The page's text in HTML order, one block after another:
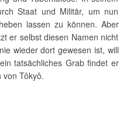
Staat und Militär, um nun
lassen zu können. Aber
er selbst diesen Namen nicht
wieder dort gewesen ist, will
tatsächliches Grab findet er
von Tôkyô.